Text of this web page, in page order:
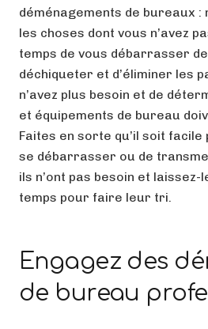
déménagements de bureaux
les choses dont vous n’avez
temps de vous débarrasser
déchiqueter et d’éliminer les
n’avez plus besoin et de
et équipements de bureau
Faites en sorte qu’il soit
se débarrasser ou de
ils n’ont pas besoin et
temps pour faire leur tri.
Engagez des
de bureau